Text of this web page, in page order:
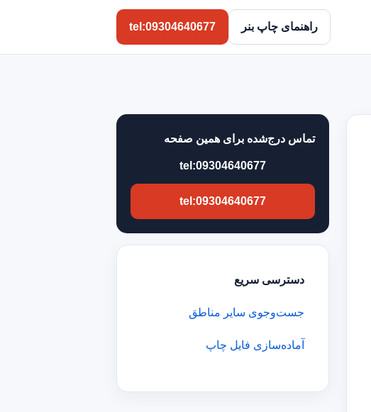
راهنمای چاپ بنر tel:09304640677
تماس درج‌شده برای همین صفحه
tel:09304640677
tel:09304640677
دسترسی سریع
جست‌وجوی سایر مناطق
آماده‌سازی فایل چاپ